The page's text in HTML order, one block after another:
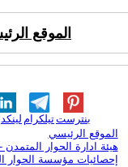
الموقع
تيلكرامبنترست
الموقع الرئيسي
هيئة ادارة الحوار المتمدن
إحصائيات مؤسسة الحوار